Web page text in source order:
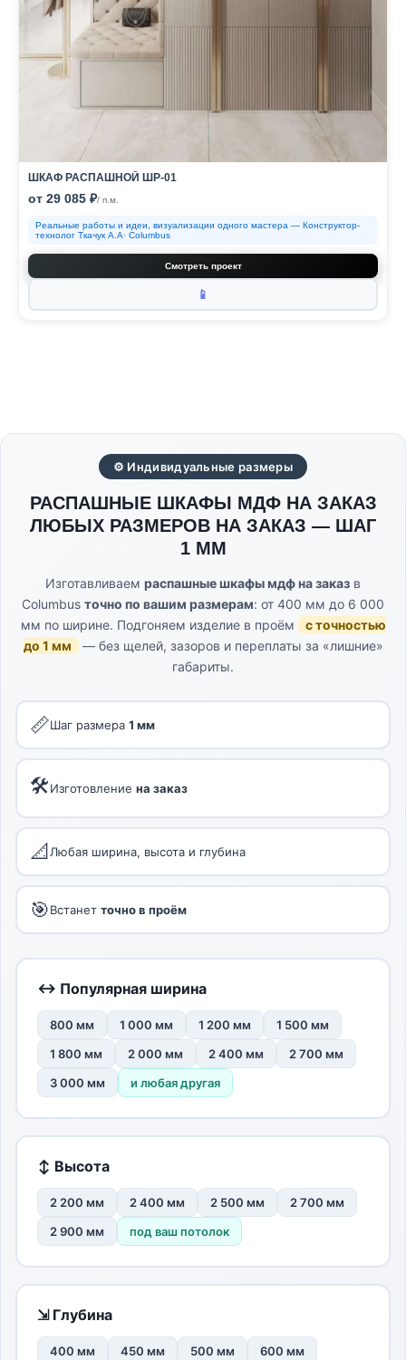
ШКАФ РАСПАШНОЙ ШР-01
от 29 085 ₽/ п.м.
Реальные работы и идеи, визуализации одного мастера — Конструктор-
технолог Ткачук А.А· Columbus
Смотреть проект
📱
⚙ Индивидуальные размеры
РАСПАШНЫЕ ШКАФЫ МДФ НА ЗАКАЗ
ЛЮБЫХ РАЗМЕРОВ НА ЗАКАЗ — ШАГ
1 ММ
Изготавливаем распашные шкафы мдф на заказ в
Columbus точно по вашим размерам: от 400 мм до 6 000
мм по ширине. Подгоняем изделие в проём
с точностью
до 1 мм — без щелей, зазоров и переплаты за «лишние»
габариты.
📏Шаг размера 1 мм
🛠Изготовление на заказ
📐 Любая ширина, высота и глубина
🎯Встанет точно в проём
↔ Популярная ширина
800 мм 1 000 мм 1 200 мм
1 500 мм
1 800 мм
2 000 мм 2 400 мм
2 700 мм
3 000 мм
и любая другая
↕ Высота
2 200 мм 2 400 мм 2 500 мм
2 700 мм
2 900 мм
под ваш потолок
⇲ Глубина
400 мм 450 мм 500 мм
600 мм